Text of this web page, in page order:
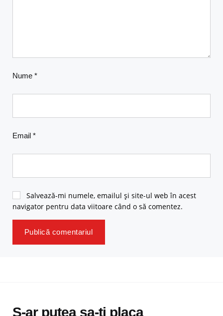
Nume *
Email *
Salvează-mi numele, emailul și site-ul web în acest
navigator pentru data viitoare când o să comentez.
S-ar putea sa-ti placa